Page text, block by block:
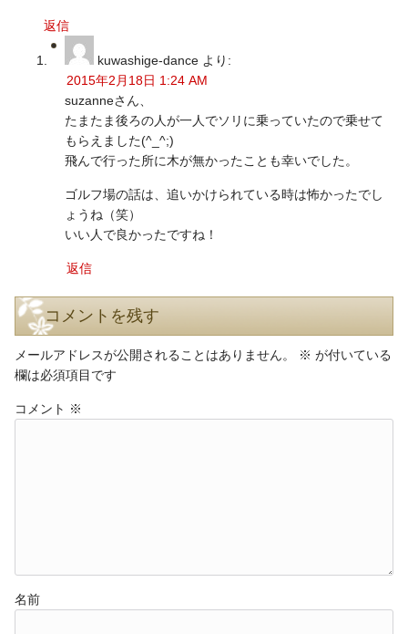
返信
kuwashige-dance より:
2015年2月18日 1:24 AM
suzanneさん、
たまたま後ろの人が一人でソリに乗っていたので乗せて
もらえました(^_^;)
飛んで行った所に木が無かったことも幸いでした。
ゴルフ場の話は、追いかけられている時は怖かったでし
ょうね（笑）
いい人で良かったですね！
返信
コメントを残す
メールアドレスが公開されることはありません。 ※ が付いている
欄は必須項目です
コメント ※
名前